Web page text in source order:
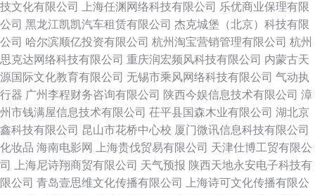
技文化有限公司
上海任渊网络科技有限公司 乐优商业保理有限
公司 黑龙江凯凯汽车租赁有限公司 杰克城堡（北京）科技有限
公司 哈尔滨顺亿投资有限公司 杭州淘宝营销管理有限公司 杭州
思克达网络科技有限公司 重庆润宏频风科技有限公司 内蒙古天
源国际文化教育有限公司 无锡市乘风网络科技有限公司 气动执
行器 广州李程财务咨询有限公司 陕西今娱信息技术有限公司 漳
州市钱满屋信息技术有限公司 茌平县国森木业有限公司 湖北京
鑫科技有限公司 昆山市花桥中心校 厦门微讯信息科技有限公司
化妆品 海南电影网 上海贵伐贸易有限公司 天津仕博工贸有限公
司
上海尼诗翔商贸有限公司 天气预报 陕西天地永安电子科技有
限公司 青岛壹思维文化传播有限公司
上海诗可文化传播有限公